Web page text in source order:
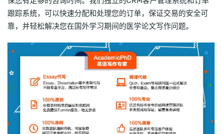
跟踪系统，可以快速分配和处理您的订单，保证交易的安全可
靠，并轻松解决您在国外学习期间的医学论文写作问题。